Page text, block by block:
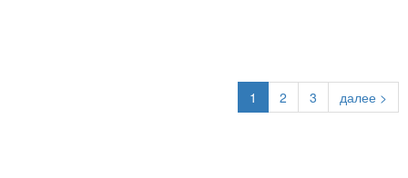
1 (current)
2 3 далее >